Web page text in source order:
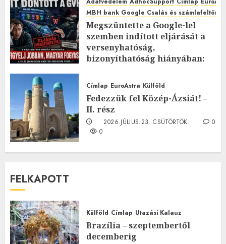
MBH bank Google Csalás és
Megszüntette a Google-lel
szemben indított eljárását a
versenyhatóság,
bizonyíthatóság hiányában:
2026.JÚLIUS.23. CSÜTÖRTÖK.
0
Címlap EuroAstra Külföld
Fedezzük fel Közép-Ázsiát! –
II. rész
2026.JÚLIUS.23. CSÜTÖRTÖK.
0
0
FELKAPOTT
Külföld Címlap Utazási Kalauz
Brazília – szeptembertől
decemberig